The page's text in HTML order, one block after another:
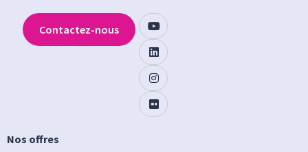
Nos offres
Contactez-nous